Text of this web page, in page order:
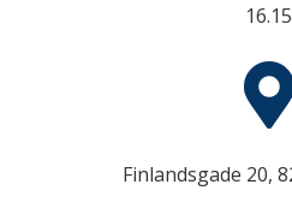
16.15
Finlandsgade 20,